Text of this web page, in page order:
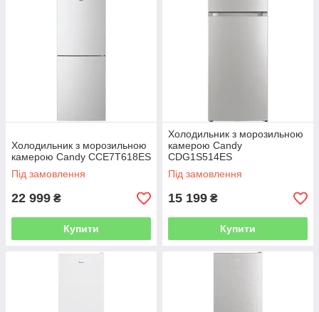
Холодильник з морозильною
камерою Candy CCE7T618ES
Під замовлення
22 999 ₴
Купити
Холодильник з морозильною
камерою Candy
CDG1S514ES
Під замовлення
15 199 ₴
Купити